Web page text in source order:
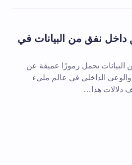
داخل نفق من البيانات في
البيانات يحمل رموزًا عميقة عن
الداخلي في عالم مليء
دلالات هذا…